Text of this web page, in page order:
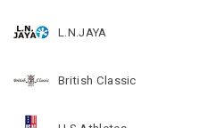
L.N.JAYA
British Classic